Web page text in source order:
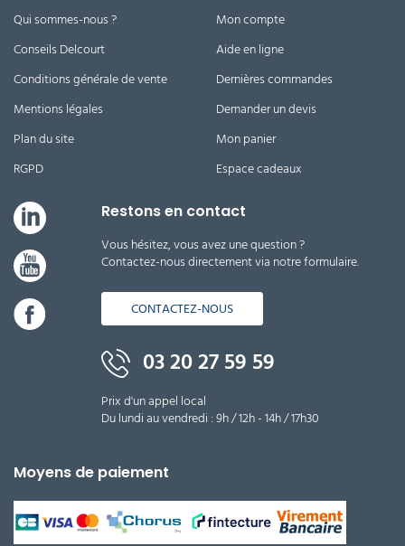
Qui sommes-nous ?
Conseils Delcourt
Conditions générale de vente
Mentions légales
Plan du site
RGPD
Mon compte
Aide en ligne
Dernières commandes
Demander un devis
Mon panier
Espace cadeaux
Restons en contact
Vous hésitez, vous avez une question ?
Contactez-nous directement via notre formulaire.
CONTACTEZ-NOUS
03 20 27 59 59
Prix d'un appel local
Du lundi au vendredi : 9h / 12h - 14h / 17h30
Moyens de paiement